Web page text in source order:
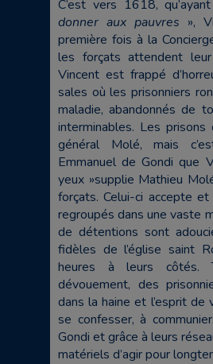
C’est vers 1618,
donner aux pauvres »,
première fois à la
les forçats attendent
Vincent est frappé
sales où les prisonniers
maladie, abandonnés de
interminables. Les
général Molé, mais
Emmanuel de Gondi que
yeux »supplie Mathieu
forçats. Celui-ci accepte
regroupés dans une vaste
de détentions sont
fidèles de l’église saint
heures à leurs côtés.
dévouement, des
dans la haine et l’esprit de
se confesser, à
Gondi et grâce à leurs
matériels d’agir pour